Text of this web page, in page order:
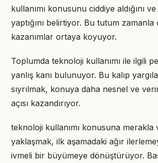
kullanımı konusunu ciddiye aldığını
yaptığını belirtiyor. Bu tutum
kazanımlar ortaya koyuyor.
Toplumda teknoloji kullanımı ile ilgili
yanlış kanı bulunuyor. Bu kalıp
sıyrılmak, konuya daha nesnel ve
açısı kazandırıyor.
teknoloji kullanımı konusuna merakla
yaklaşmak, ilk aşamadaki ağır
ivmeli bir büyümeye dönüştürüyor.